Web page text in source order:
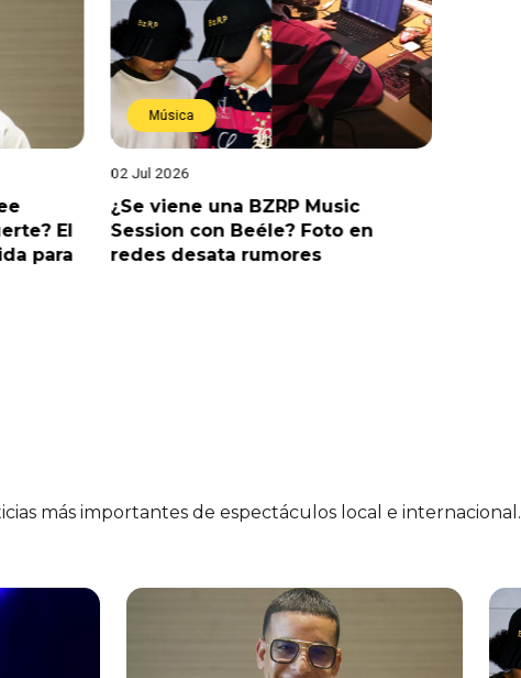
El
para
Música
02 Jul 2026
¿Se viene una BZRP Music
Session con Beéle? Foto en
redes desata rumores
más importantes de espectáculos local e internacional.